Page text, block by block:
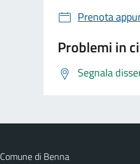
Prenota
Problemi in
Segnala
Comune di Benna